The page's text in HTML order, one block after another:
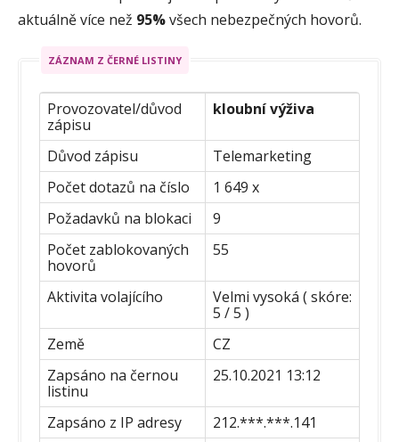
aktuálně více než 95%všech nebezpečných hovorů.
ZÁZNAM Z ČERNÉ LISTINY
Provozovatel/důvod
zápisu
kloubní výživa
Důvod zápisu
Telemarketing
Počet dotazů na číslo
1 649 x
Požadavků na blokaci
9
Počet zablokovaných
hovorů
55
Aktivita volajícího
Velmi vysoká ( skóre:
5 / 5 )
Země
CZ
Zapsáno na černou
listinu
25.10.2021 13:12
Zapsáno z IP adresy
212.***.***.141